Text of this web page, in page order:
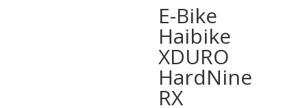
E-Bike
Haibike
XDURO
HardNine
RX